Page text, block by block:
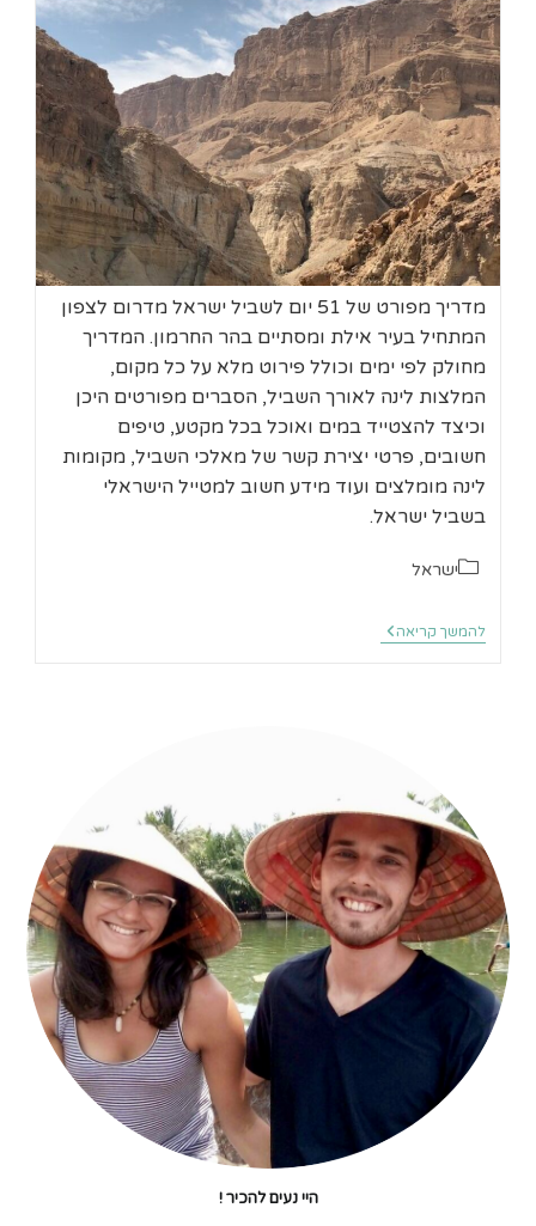
מדריך מפורט של 51 יום לשביל ישראל מדרום לצפון
המתחיל בעיר אילת ומסתיים בהר החרמון. המדריך
מחולק לפי ימים וכולל פירוט מלא על כל מקום,
המלצות לינה לאורך השביל, הסברים מפורטים היכן
וכיצד להצטייד במים ואוכל בכל מקטע, טיפים
חשובים, פרטי יצירת קשר של מאלכי השביל, מקומות
לינה מומלצים ועוד מידע חשוב למטייל הישראלי
בשביל ישראל.
קטגוריה:
ישראל
להמשך קריאה 51
יום
היי נעים להכיר !